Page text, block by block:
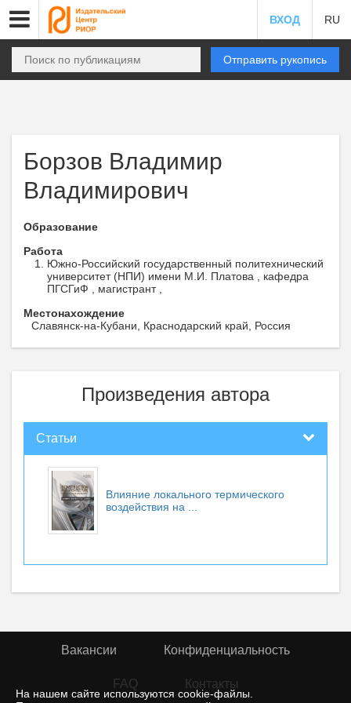
На нашем сайте используются cookie-файлы.
ВХОД RU
Отправить рукопись
Борзов Владимир
Владимирович
Образование
Работа
Южно-Российский государственный политехнический
университет (НПИ) имени М.И. Платова , кафедра
ПГСГиФ , магистрант ,
Местонахождение
Славянск-на-Кубани, Краснодарский край, Россия
Произведения автора
Статьи
Влияние локального термического
воздействия на ...
Вакансии Конфиденциальность
FAQ Контакты